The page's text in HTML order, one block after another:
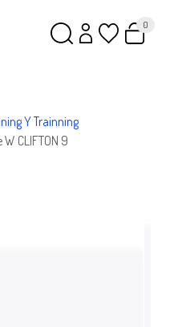
0
Y Trainning
CLIFTON 9